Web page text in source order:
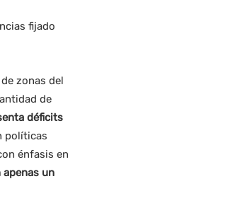
fijado
de zonas del
de
déficits
políticas
énfasis en
apenas un